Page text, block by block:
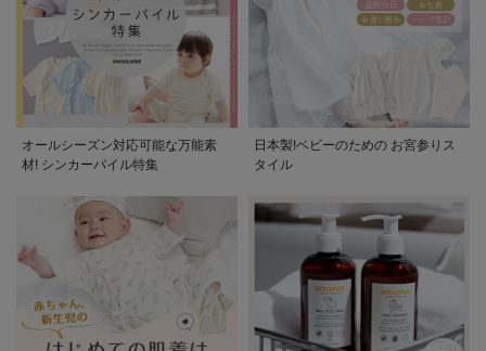
オールシーズン対応可能な万能素
材! シンカーパイル特集
日本製!ベビーのための お宮参りス
タイル